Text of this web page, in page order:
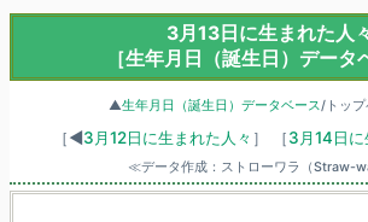
3月13日に生まれた人
［生年月日（誕生日）データ
▲生年月日（誕生日）データベース/トッ
［◀3月12日に生まれた人々 ］ ［3月14日に
≪データ作成：ストローワラ（Straw-